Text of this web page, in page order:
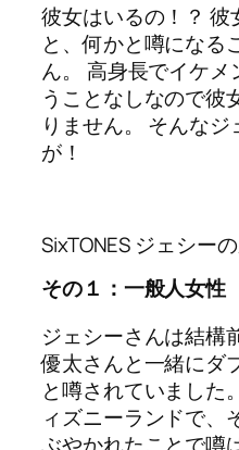
彼女はいるの！？ 彼
と、何かと噂になる
ん。 高身長でイケ
うことなしなので彼
りません。 そんな
が！
SixTONES ジェシー
その１：一般人女性
ジェシーさんは結構
優太さんと一緒にダ
と噂されていました
ィズニーランドで、